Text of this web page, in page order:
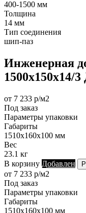
400-1500 мм
Толщина
14 мм
Тип соединения
шип-паз
Инженерная
1500х150х14/
от 7 233 р/м2
Под заказ
Параметры упаковки
Габариты
1510х160х100 мм
Вес
23.1 кг
В корзину Добавлен
от 7 233 р/м2
Под заказ
Параметры упаковки
Габариты
1510х160х100 мм